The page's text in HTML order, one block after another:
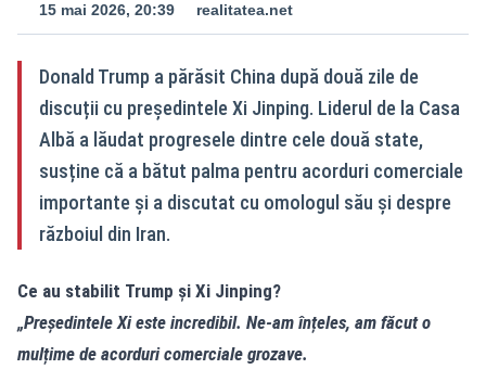
15 mai 2026, 20:39 realitatea.net
Donald Trump a părăsit China după două zile de
discuții cu președintele Xi Jinping. Liderul de la Casa
Albă a lăudat progresele dintre cele două state,
susține că a bătut palma pentru acorduri comerciale
importante și a discutat cu omologul său și despre
războiul din Iran.
Ce au stabilit Trump și Xi Jinping?
„Președintele Xi este incredibil. Ne-am înțeles, am făcut o
mulțime de acorduri comerciale grozave.